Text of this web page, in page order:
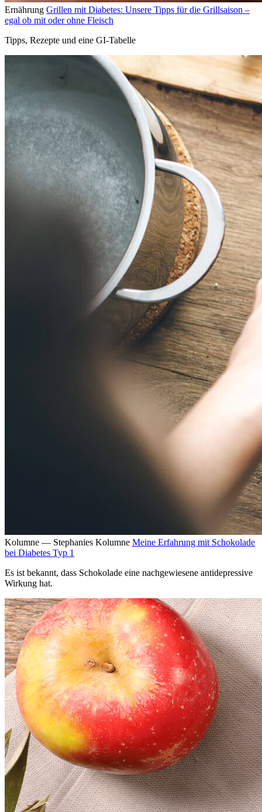
Ernährung Grillen mit Diabetes: Unsere Tipps für die Grillsaison –
egal ob mit oder ohne Fleisch
Tipps, Rezepte und eine GI-Tabelle
Kolumne — Stephanies Kolumne Meine Erfahrung mit Schokolade
bei Diabetes Typ 1
Es ist bekannt, dass Schokolade eine nachgewiesene antidepressive
Wirkung hat.